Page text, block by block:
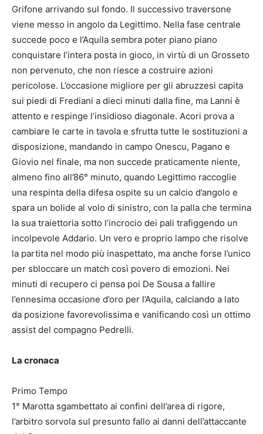
Grifone arrivando sul fondo. Il successivo traversone
viene messo in angolo da Legittimo. Nella fase centrale
succede poco e l’Aquila sembra poter piano piano
conquistare l’intera posta in gioco, in virtù di un Grosseto
non pervenuto, che non riesce a costruire azioni
pericolose. L’occasione migliore per gli abruzzesi capita
sui piedi di Frediani a dieci minuti dalla fine, ma Lanni è
attento e respinge l’insidioso diagonale. Acori prova a
cambiare le carte in tavola e sfrutta tutte le sostituzioni a
disposizione, mandando in campo Onescu, Pagano e
Giovio nel finale, ma non succede praticamente niente,
almeno fino all’86° minuto, quando Legittimo raccoglie
una respinta della difesa ospite su un calcio d’angolo e
spara un bolide al volo di sinistro, con la palla che termina
la sua traiettoria sotto l’incrocio dei pali trafiggendo un
incolpevole Addario. Un vero e proprio lampo che risolve
la partita nel modo più inaspettato, ma anche forse l’unico
per sbloccare un match così povero di emozioni. Nei
minuti di recupero ci pensa poi De Sousa a fallire
l’ennesima occasione d’oro per l’Aquila, calciando a lato
da posizione favorevolissima e vanificando così un ottimo
assist del compagno Pedrelli.
La cronaca
Primo Tempo
1° Marotta sgambettato ai confini dell’area di rigore,
l’arbitro sorvola sul presunto fallo ai danni dell’attaccante